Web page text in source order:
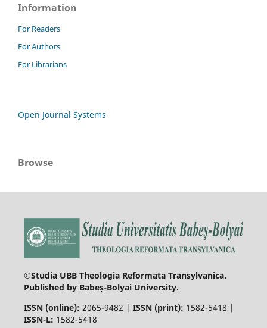
Information
For Readers
For Authors
For Librarians
Open Journal Systems
Browse
©Studia UBB Theologia Reformata Transylvanica.
Published by Babeș-Bolyai University.
ISSN (online): 2065-9482 | ISSN (print): 1582-5418 |
ISSN-L: 1582-5418